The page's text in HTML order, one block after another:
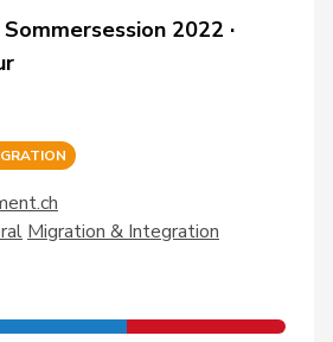
Sommersession 2022 ·
Migration & Integration